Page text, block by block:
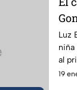
Luz
al
19